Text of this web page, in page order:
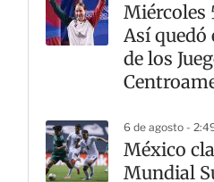
Miércoles
Así quedó
de los
6 de agosto -
México
Mundial